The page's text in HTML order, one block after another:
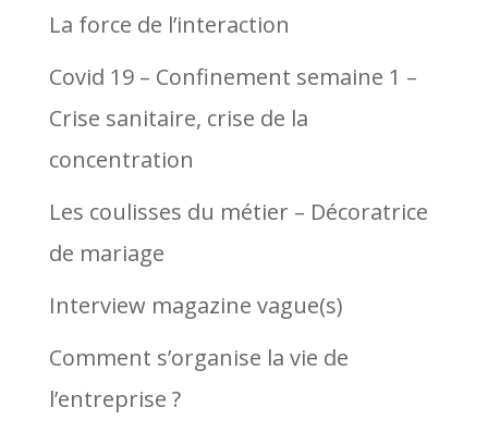
La force de l’interaction
Covid 19 – Confinement semaine 1 –
Crise sanitaire, crise de la
concentration
Les coulisses du métier – Décoratrice
de mariage
Interview magazine vague(s)
Comment s’organise la vie de
l’entreprise ?